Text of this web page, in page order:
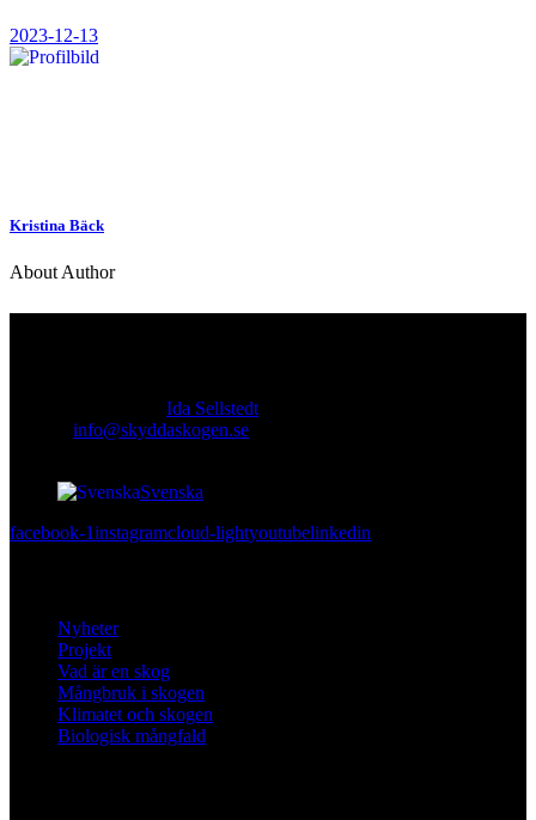
2023-12-13
Kristina Bäck
About Author
Ida Sellstedt
info@skyddaskogen.se
Svenska
facebook-1instagramcloud-lightyoutubelinkedin
Nyheter
Projekt
Vad är en skog
Mångbruk i skogen
Klimatet och skogen
Biologisk mångfald